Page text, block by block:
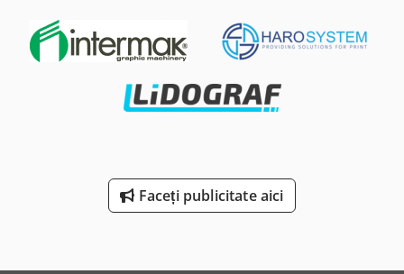
lipite) • Stație de deschidere cu ventuză și lamă • 4 sisteme
de alimentare cu inserții Dodedubqyepfx Ai Iock •
Descărcare în partea dreaptă
Faceți publicitate aici